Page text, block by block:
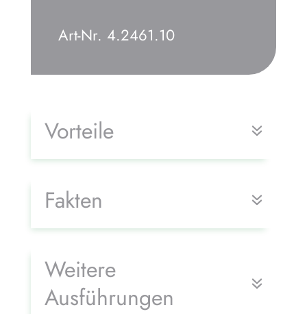
Art-Nr. 4.2461.10
Vorteile
Fakten
Weitere
Ausführungen